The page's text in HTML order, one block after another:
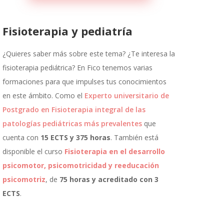
Fisioterapia y pediatría
¿Quieres saber más sobre este tema? ¿Te interesa la
fisioterapia pediátrica? En Fico tenemos varias
formaciones para que impulses tus conocimientos
en este ámbito. Como el Experto universitario de
Postgrado en Fisioterapia integral de las
patologías pediátricas más prevalentes que
cuenta con 15 ECTS y 375 horas. También está
disponible el curso Fisioterapia en el desarrollo
psicomotor, psicomotricidad y reeducación
psicomotriz, de 75 horas y acreditado con 3
ECTS.